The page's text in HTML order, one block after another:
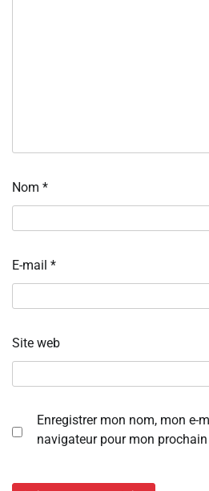
Nom *
E-mail *
Site web
Enregistrer mon nom, mon e-
navigateur pour mon